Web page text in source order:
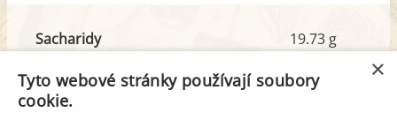
Sacharidy
z toho cukr
19.73 g
1.04 g
×
Tyto webové stránky používají soubory
cookie.